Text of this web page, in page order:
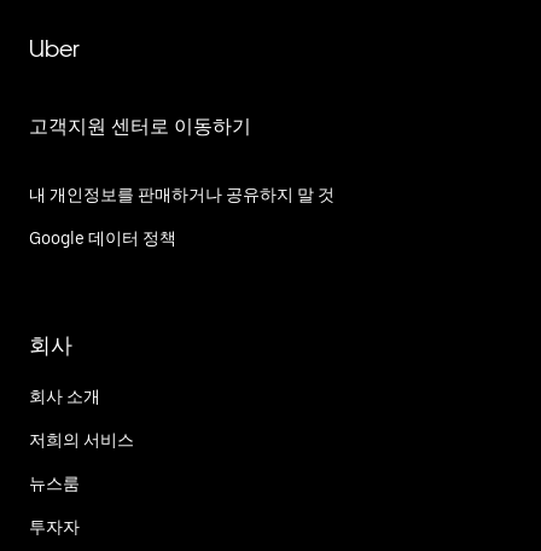
Uber
고객지원 센터로 이동하기
내 개인정보를 판매하거나 공유하지 말 것
Google 데이터 정책
회사
회사 소개
저희의 서비스
뉴스룸
투자자